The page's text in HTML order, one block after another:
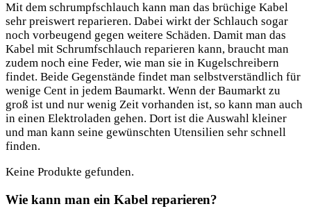
Mit dem schrumpfschlauch kann man das brüchige Kabel
sehr preiswert reparieren. Dabei wirkt der Schlauch sogar
noch vorbeugend gegen weitere Schäden. Damit man das
Kabel mit Schrumfschlauch reparieren kann, braucht man
zudem noch eine Feder, wie man sie in Kugelschreibern
findet. Beide Gegenstände findet man selbstverständlich für
wenige Cent in jedem Baumarkt. Wenn der Baumarkt zu
groß ist und nur wenig Zeit vorhanden ist, so kann man auch
in einen Elektroladen gehen. Dort ist die Auswahl kleiner
und man kann seine gewünschten Utensilien sehr schnell
finden.
Keine Produkte gefunden.
Wie kann man ein Kabel reparieren?